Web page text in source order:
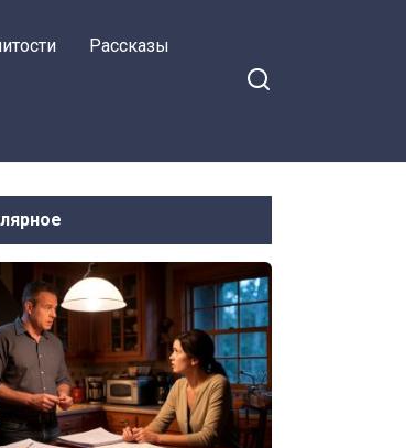
Рассказы